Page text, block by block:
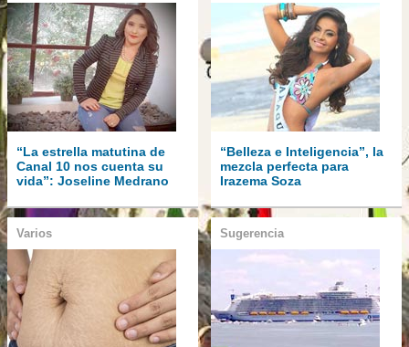
“La estrella matutina de
Canal 10 nos cuenta su
vida”: Joseline Medrano
“Belleza e Inteligencia”, la
mezcla perfecta para
Irazema Soza
Varios Sugerencia